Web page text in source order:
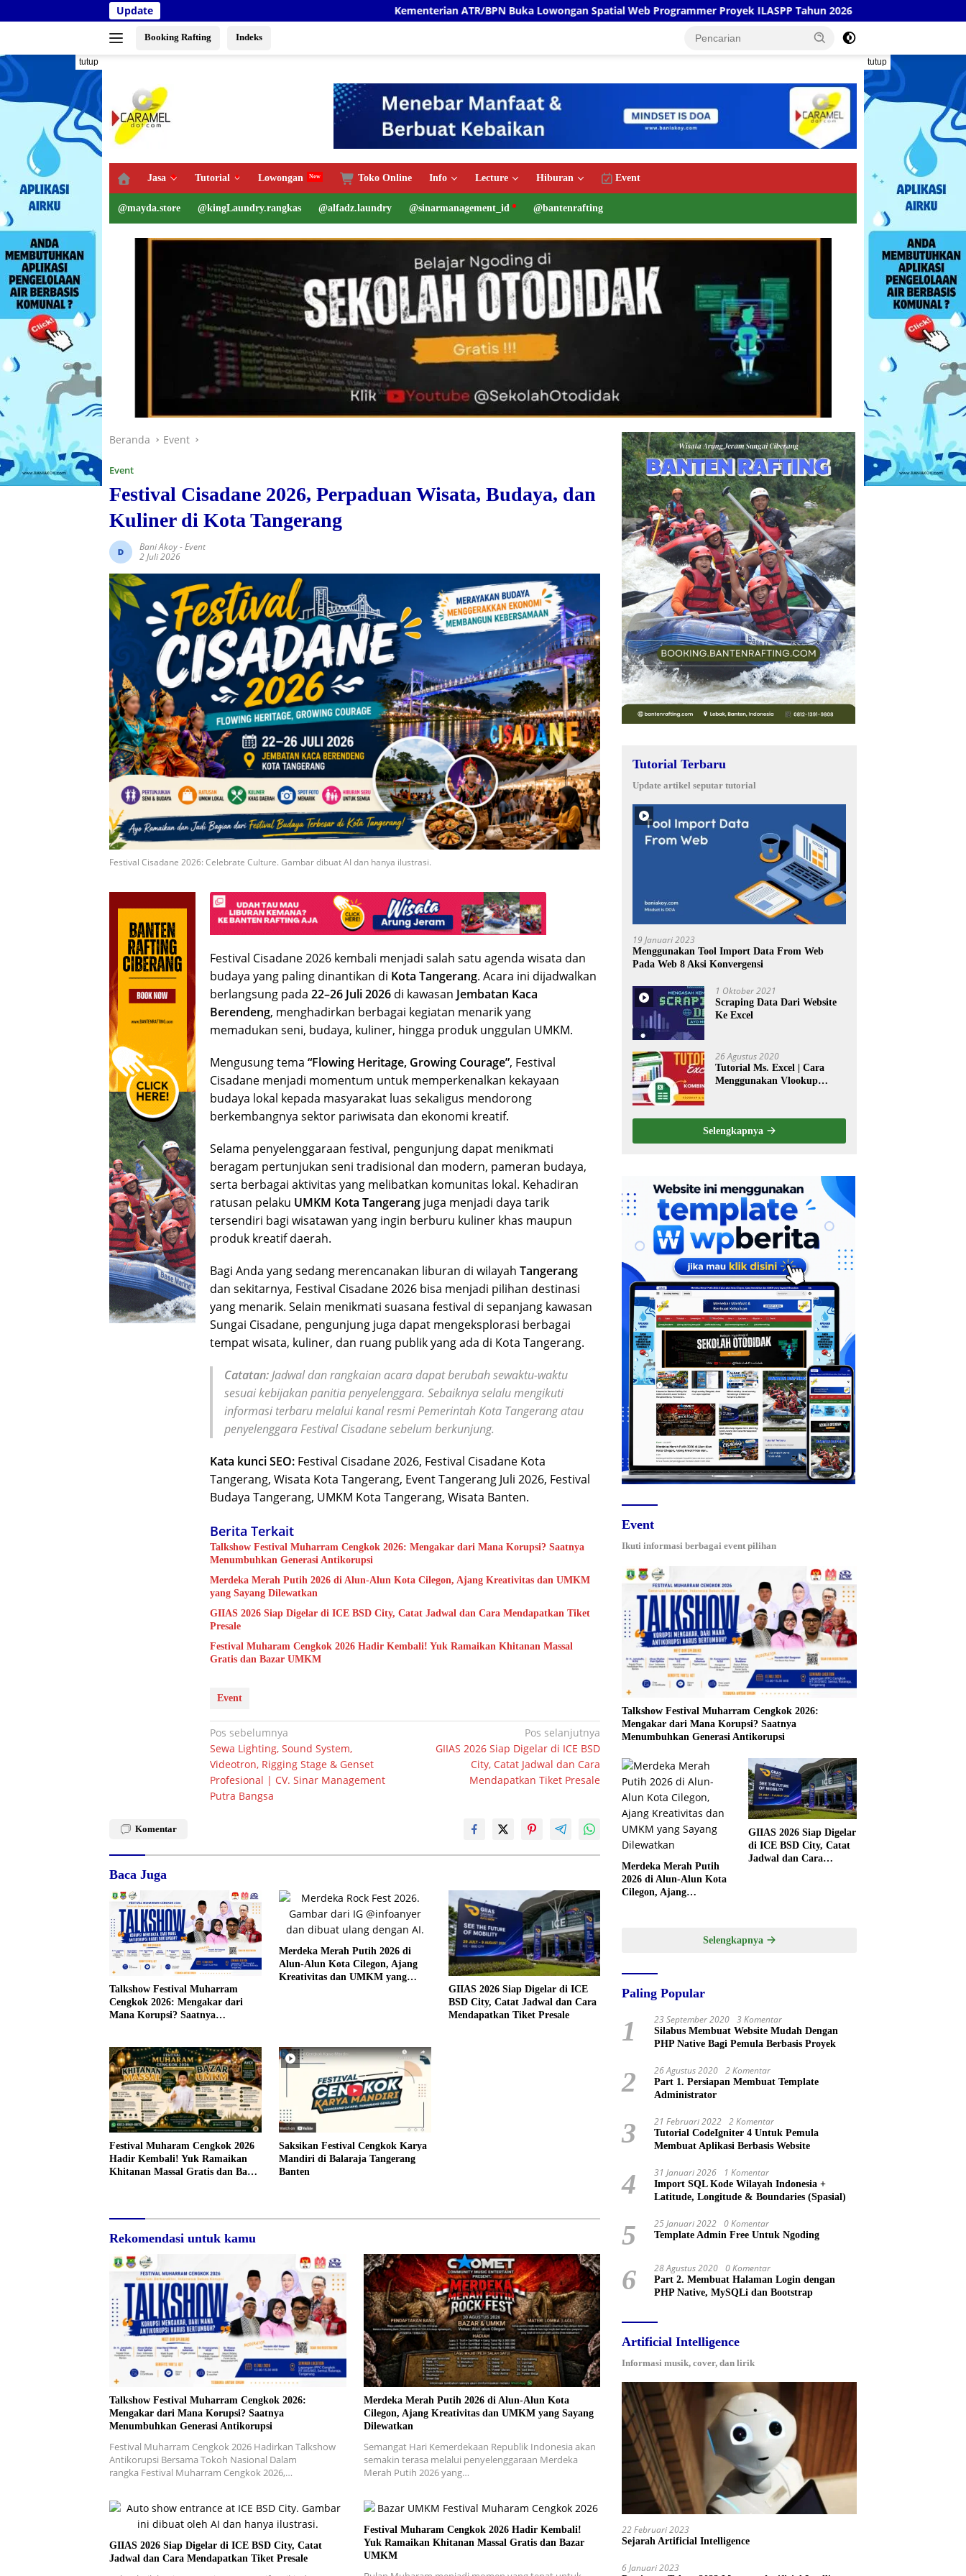
ke
Update Kementerian ATR/BPN Buka Lowongan Spatial Web Programmer Proyek ILASPP Tahun 2026 Talkshow Festival Muharram Cengkok
Booking Rafting Indeks
tutup tutup
Jasa Tutorial Lowongan Toko Online Info Lecture Hiburan Event
@mayda.store @kingLaundry.rangkas @alfadz.laundry @sinarmanagement_id @bantenrafting
Beranda Event
Event
Festival Cisadane 2026, Perpaduan Wisata, Budaya, dan
Kuliner di Kota Tangerang
Bani Akoy-Event
2 Juli 2026
Festival Cisadane 2026: Celebrate Culture. Gambar dibuat AI dan hanya ilustrasi.
Festival Cisadane 2026 kembali menjadi salah satu agenda wisata dan
budaya yang paling dinantikan di Kota Tangerang. Acara ini dijadwalkan
berlangsung pada 22–26 Juli 2026 di kawasan Jembatan Kaca
Berendeng, menghadirkan berbagai kegiatan menarik yang
memadukan seni, budaya, kuliner, hingga produk unggulan UMKM.
Mengusung tema “Flowing Heritage, Growing Courage”, Festival
Cisadane menjadi momentum untuk memperkenalkan kekayaan
budaya lokal kepada masyarakat luas sekaligus mendorong
berkembangnya sektor pariwisata dan ekonomi kreatif.
Selama penyelenggaraan festival, pengunjung dapat menikmati
beragam pertunjukan seni tradisional dan modern, pameran budaya,
serta berbagai aktivitas yang melibatkan komunitas lokal. Kehadiran
ratusan pelaku UMKM Kota Tangerang juga menjadi daya tarik
tersendiri bagi wisatawan yang ingin berburu kuliner khas maupun
produk kreatif daerah.
Bagi Anda yang sedang merencanakan liburan di wilayah Tangerang
dan sekitarnya, Festival Cisadane 2026 bisa menjadi pilihan destinasi
yang menarik. Selain menikmati suasana festival di sepanjang kawasan
Sungai Cisadane, pengunjung juga dapat mengeksplorasi berbagai
tempat wisata, kuliner, dan ruang publik yang ada di Kota Tangerang.
Catatan:Jadwal dan rangkaian acara dapat berubah sewaktu-waktu
sesuai kebijakan panitia penyelenggara. Sebaiknya selalu mengikuti
informasi terbaru melalui kanal resmi Pemerintah Kota Tangerang atau
penyelenggara Festival Cisadane sebelum berkunjung.
Kata kunci SEO: Festival Cisadane 2026, Festival Cisadane Kota
Tangerang, Wisata Kota Tangerang, Event Tangerang Juli 2026, Festival
Budaya Tangerang, UMKM Kota Tangerang, Wisata Banten.
Berita Terkait
Talkshow Festival Muharram Cengkok 2026: Mengakar dari Mana Korupsi? Saatnya
Menumbuhkan Generasi Antikorupsi
Merdeka Merah Putih 2026 di Alun-Alun Kota Cilegon, Ajang Kreativitas dan UMKM
yang Sayang Dilewatkan
GIIAS 2026 Siap Digelar di ICE BSD City, Catat Jadwal dan Cara Mendapatkan Tiket
Presale
Festival Muharam Cengkok 2026 Hadir Kembali! Yuk Ramaikan Khitanan Massal
Gratis dan Bazar UMKM
Event
Navigasi
pos
Pos sebelumnya
Sewa Lighting, Sound System,
Videotron, Rigging Stage & Genset
Profesional | CV. Sinar Management
Putra Bangsa
Pos selanjutnya
GIIAS 2026 Siap Digelar di ICE BSD
City, Catat Jadwal dan Cara
Mendapatkan Tiket Presale
Komentar
Baca Juga
Talkshow Festival Muharram
Cengkok 2026: Mengakar dari
Mana Korupsi? Saatnya
Merdeka Merah Putih 2026 di
Alun-Alun Kota Cilegon, Ajang
Kreativitas dan UMKM yang
GIIAS 2026 Siap Digelar di ICE
BSD City, Catat Jadwal dan Cara
Mendapatkan Tiket Presale
Festival Muharam Cengkok 2026
Hadir Kembali! Yuk Ramaikan
Khitanan Massal Gratis dan Bazar
Saksikan Festival Cengkok Karya
Mandiri di Balaraja Tangerang
Banten
Rekomendasi untuk kamu
Talkshow Festival Muharram Cengkok 2026:
Mengakar dari Mana Korupsi? Saatnya
Menumbuhkan Generasi Antikorupsi
Festival Muharram Cengkok 2026 Hadirkan Talkshow
Antikorupsi Bersama Tokoh Nasional Dalam
rangka Festival Muharram Cengkok 2026,…
Merdeka Merah Putih 2026 di Alun-Alun Kota
Cilegon, Ajang Kreativitas dan UMKM yang Sayang
Dilewatkan
Semangat Hari Kemerdekaan Republik Indonesia akan
semakin terasa melalui penyelenggaraan Merdeka
Merah Putih 2026 yang…
GIIAS 2026 Siap Digelar di ICE BSD City, Catat
Jadwal dan Cara Mendapatkan Tiket Presale
Festival Muharam Cengkok 2026 Hadir Kembali!
Yuk Ramaikan Khitanan Massal Gratis dan Bazar
UMKM
Tutorial Terbaru
Update artikel seputar tutorial
19 Januari 2023
Menggunakan Tool Import Data From Web
Pada Web 8 Aksi Konvergensi
1 Oktober 2021
Scraping Data Dari Website
Ke Excel
26 Agustus 2020
Tutorial Ms. Excel | Cara
Menggunakan Vlookup
Selengkapnya
Event
Ikuti informasi berbagai event pilihan
Talkshow Festival Muharram Cengkok 2026:
Mengakar dari Mana Korupsi? Saatnya
Menumbuhkan Generasi Antikorupsi
Merdeka Merah Putih
2026 di Alun-Alun Kota
Cilegon, Ajang
GIIAS 2026 Siap Digelar
di ICE BSD City, Catat
Jadwal dan Cara
Selengkapnya
Paling Popular
1 23 September 2020 3 Komentar
Silabus Membuat Website Mudah Dengan
PHP Native Bagi Pemula Berbasis Proyek
2 26 Agustus 2020 2 Komentar
Part 1. Persiapan Membuat Template
Administrator
3 21 Februari 2022 2 Komentar
Tutorial CodeIgniter 4 Untuk Pemula
Membuat Aplikasi Berbasis Website
4 31 Januari 2026 1 Komentar
Import SQL Kode Wilayah Indonesia +
Latitude, Longitude & Boundaries (Spasial)
5 25 Januari 2022 0 Komentar
Template Admin Free Untuk Ngoding
6 28 Agustus 2020 0 Komentar
Part 2. Membuat Halaman Login dengan
PHP Native, MySQLi dan Bootstrap
Artificial Intelligence
Informasi musik, cover, dan lirik
22 Februari 2023
Sejarah Artificial Intelligence
6 Januari 2023